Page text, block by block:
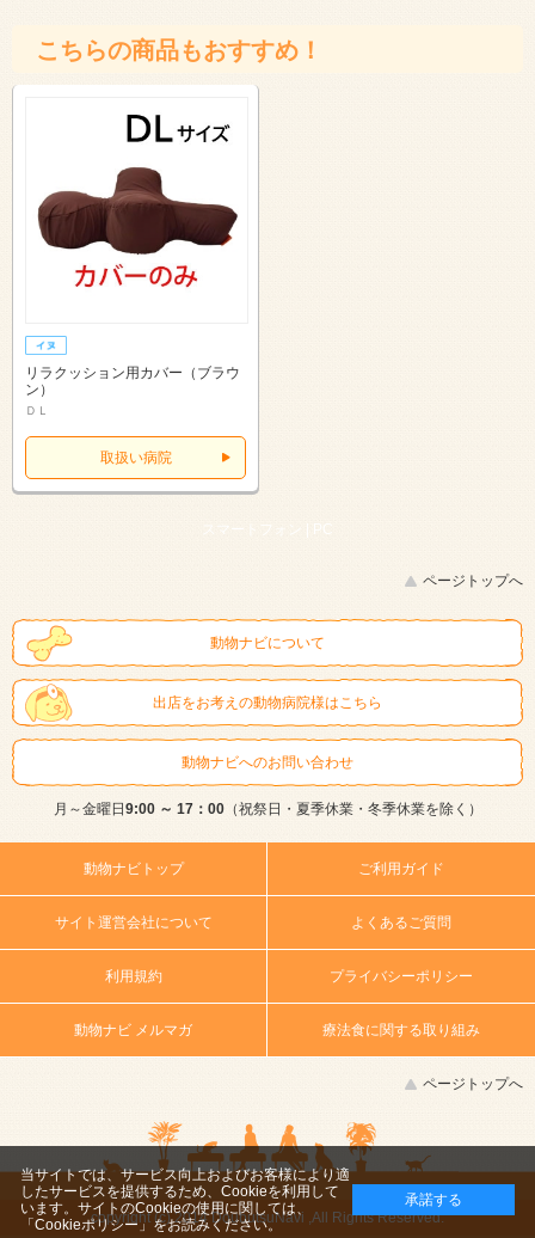
こちらの商品もおすすめ！
リラクッション用カバー（ブラウ
ン）
ＤＬ
取扱い病院
スマートフォン |
ページトップへ
動物ナビについて
出店をお考えの動物病院様はこちら
動物ナビへのお問い合わせ
月～金曜日 9:00 ～ 17：00（祝祭日・夏季休業・冬季休業を除く）
動物ナビトップ ご利用ガイド
サイト運営会社について よくあるご質問
利用規約 プライバシーポリシー
動物ナビ メルマガ 療法食に関する取り組み
ページトップへ
copyright (c) 2014 DoubutsuNavi ,All Rights Reserved.
当サイトでは、サービス向上およびお客様により適
したサービスを提供するため、Cookieを利用して
います。サイトのCookieの使用に関しては、
「Cookieポリシー」 をお読みください。
承諾する